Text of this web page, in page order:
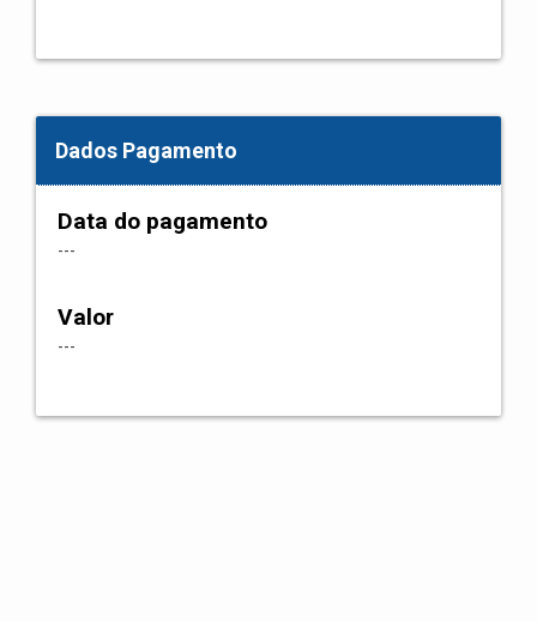
Dados Pagamento
Data do pagamento
---
Valor
---